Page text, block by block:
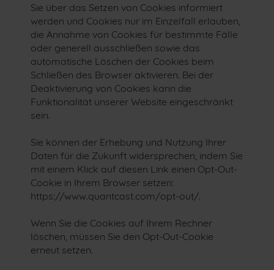
Sie über das Setzen von Cookies informiert
werden und Cookies nur im Einzelfall erlauben,
die Annahme von Cookies für bestimmte Fälle
oder generell ausschließen sowie das
automatische Löschen der Cookies beim
Schließen des Browser aktivieren. Bei der
Deaktivierung von Cookies kann die
Funktionalität unserer Website eingeschränkt
sein.
Sie können der Erhebung und Nutzung Ihrer
Daten für die Zukunft widersprechen, indem Sie
mit einem Klick auf diesen Link einen Opt-Out-
Cookie in Ihrem Browser setzen:
https://www.quantcast.com/opt-out/.
Wenn Sie die Cookies auf Ihrem Rechner
löschen, müssen Sie den Opt-Out-Cookie
erneut setzen.